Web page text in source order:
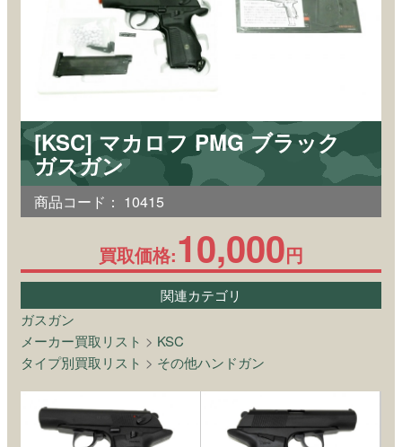
[KSC] マカロフ PMG ブラック
ガスガン
商品コード： 10415
買取価格:10,000円
関連カテゴリ
ガスガン
メーカー買取リスト > KSC
タイプ別買取リスト > その他ハンドガン